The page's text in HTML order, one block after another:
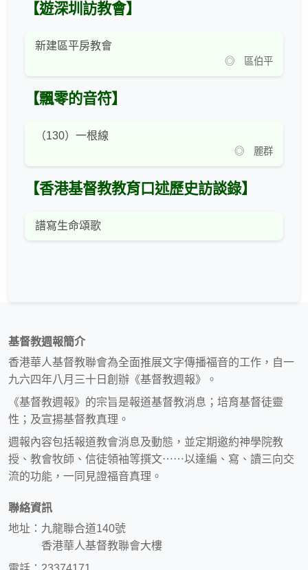
【遊深圳訪教會】
新建區平房教會
◎ 區伯平
【飄零的音符】
（130）一根線
◎ 麗群
【香港基督教教育口述歷史訪談錄】
譜寫生命頌歌
基督教週報簡介
香港華人基督教聯會為全面推展文字傳播福音的工作，自一
九六四年八月三十日創辦《基督教週報》。
《基督教週報》的宗旨是報道基督教消息；培育基督徒靈
性；及宣揚基督教真理。
週報內容包括報道教會消息及動態，並定期邀約神學院教
授、教會牧師、信徒領袖等撰文⋯⋯以達編、寫、讀三向交
流的功能，一同見證福音真理。
聯絡資訊
地址：九龍聯合道140號
香港華人基督教聯會大樓